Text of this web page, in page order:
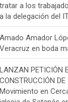
tratar a los
a la delegación del
Amado Amador
Veracruz en boda
LANZAN PETICIÓN
CONSTRUCCIÓN
Movimiento en